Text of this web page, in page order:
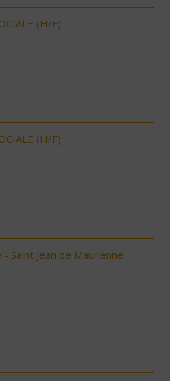
(H/F)
(H/F)
Saint Jean de Maurienne